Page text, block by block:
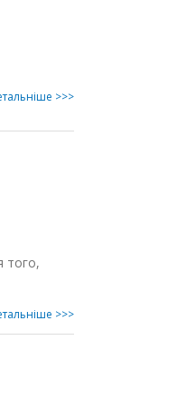
>>>
того,
>>>